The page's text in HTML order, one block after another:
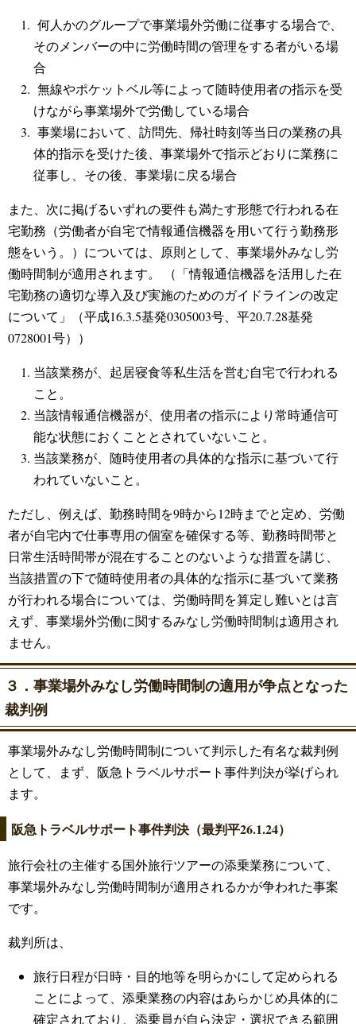
何人かのグループで事業場外労働に従事する場合で、
そのメンバーの中に労働時間の管理をする者がいる場
合
無線やポケットベル等によって随時使用者の指示を受
けながら事業場外で労働している場合
事業場において、訪問先、帰社時刻等当日の業務の具
体的指示を受けた後、事業場外で指示どおりに業務に
従事し、その後、事業場に戻る場合
また、次に掲げるいずれの要件も満たす形態で行われる在
宅勤務（労働者が自宅で情報通信機器を用いて行う勤務形
態をいう。）については、原則として、事業場外みなし労
働時間制が適用されます。 （「情報通信機器を活用した在
宅勤務の適切な導入及び実施のためのガイドラインの改定
について」（平成16.3.5基発0305003号、平20.7.28基発
0728001号））
当該業務が、起居寝食等私生活を営む自宅で行われる
こと。
当該情報通信機器が、使用者の指示により常時通信可
能な状態におくこととされていないこと。
当該業務が、随時使用者の具体的な指示に基づいて行
われていないこと。
ただし、例えば、勤務時間を9時から12時までと定め、労働
者が自宅内で仕事専用の個室を確保する等、勤務時間帯と
日常生活時間帯が混在することのないような措置を講じ、
当該措置の下で随時使用者の具体的な指示に基づいて業務
が行われる場合については、労働時間を算定し難いとは言
えず、事業場外労働に関するみなし労働時間制は適用され
ません。
３．事業場外みなし労働時間制の適用が争点となった
裁判例
事業場外みなし労働時間制について判示した有名な裁判例
として、まず、阪急トラベルサポート事件判決が挙げられ
ます。
阪急トラベルサポート事件判決（最判平26.1.24）
旅行会社の主催する国外旅行ツアーの添乗業務について、
事業場外みなし労働時間制が適用されるかが争われた事案
です。
裁判所は、
旅行日程が日時・目的地等を明らかにして定められる
ことによって、添乗業務の内容はあらかじめ具体的に
確定されており、添乗員が自ら決定・選択できる範囲